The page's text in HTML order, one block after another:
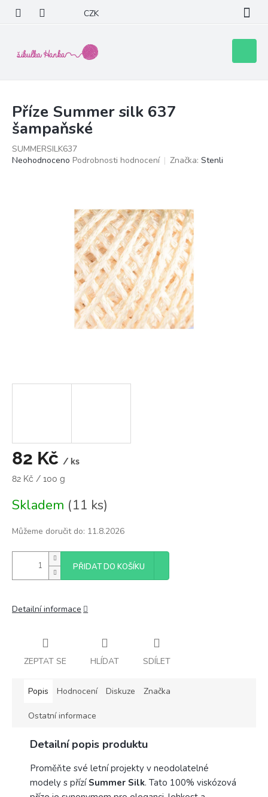
obsah
CZK
košík
Příze Summer silk 637
šampaňské
SUMMERSILK637
Průměrné
Neohodnoceno Podrobnosti hodnocení Značka: Stenli
82 Kč / ks
Měrná
82 Kč / 100 g
Skladem (11 ks)
Můžeme doručit do: 11.8.2026
PŘIDAT DO KOŠÍKU
Detailní informace
ZEPTAT SE HLÍDAT SDÍLET
Popis Hodnocení Diskuze Značka
Ostatní informace
Detailní popis produktu
Proměňte své letní projekty v neodolatelné
modely s přízíSummer Silk. Tato 100% viskózová